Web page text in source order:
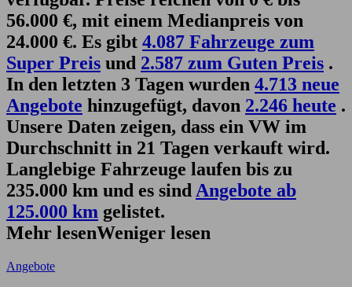
56.000 €, mit einem Medianpreis von
24.000 €. Es gibt 4.087 Fahrzeuge zum
Super Preis und 2.587 zum Guten Preis .
In den letzten 3 Tagen wurden 4.713 neue
Angebote hinzugefügt, davon 2.246 heute .
Unsere Daten zeigen, dass ein VW im
Durchschnitt in 21 Tagen verkauft wird.
Langlebige Fahrzeuge laufen bis zu
235.000 km und es sind Angebote ab
125.000 km gelistet.
Mehr lesenWeniger lesen
Angebote